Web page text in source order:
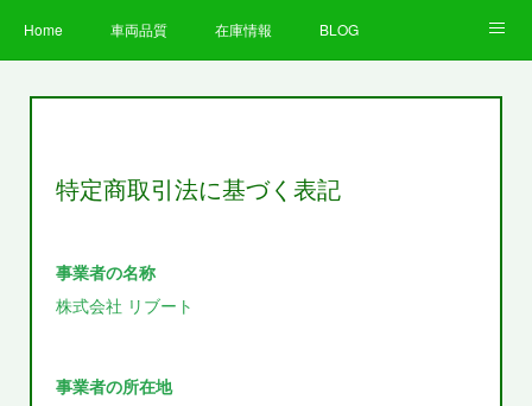
Home 車両品質 在庫情報 BLOG
プライバシーポリシー
特定商取引法に基づく表記
事業者の名称
株式会社 リブート
事業者の所在地